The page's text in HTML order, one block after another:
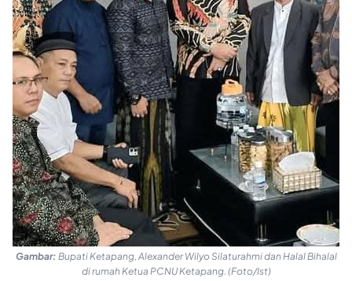
Gambar: Bupati Ketapang, Alexander Wilyo Silaturahmi dan Halal Bihalal
di rumah Ketua PCNU Ketapang. (Foto/Ist)